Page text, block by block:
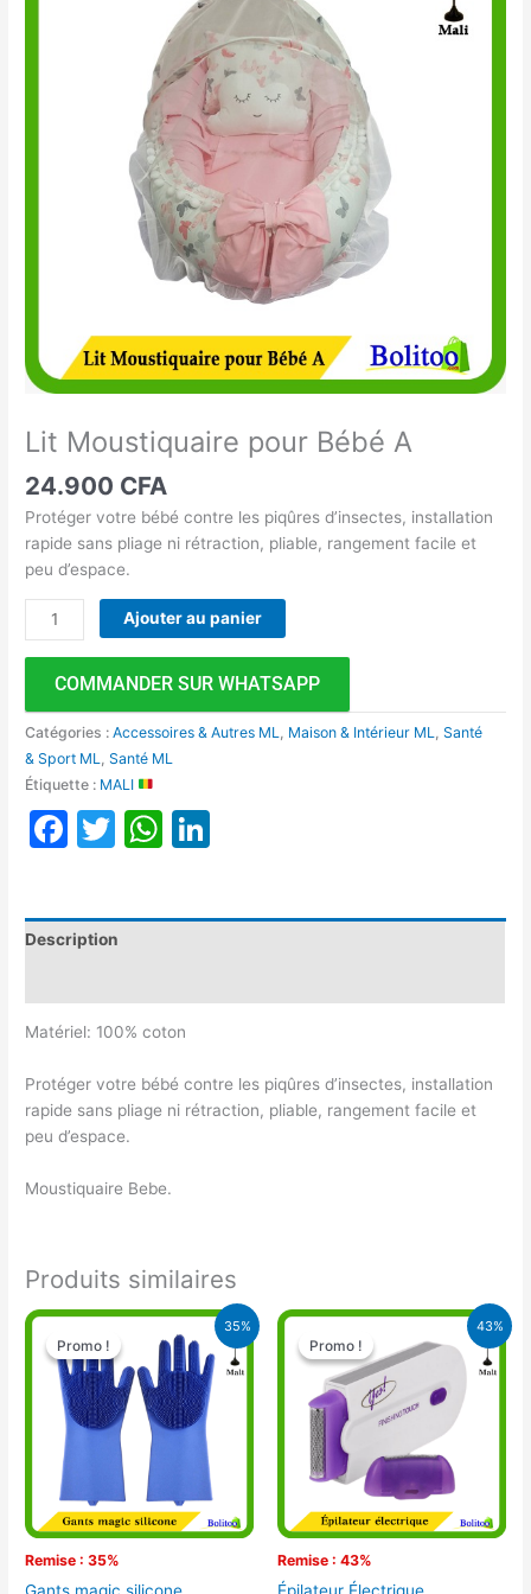
Lit Moustiquaire pour Bébé A
24.900 CFA
Protéger votre bébé contre les piqûres d’insectes, installation
rapide sans pliage ni rétraction, pliable, rangement facile et
peu d’espace.
Ajouter au panier
COMMANDER SUR WHATSAPP
Catégories :Accessoires & Autres ML Maison & Intérieur ML ,Santé
& Sport ML
,Santé ML
Étiquette : MALI
Facebook
TwitterWhatsApp
Description
Matériel: 100% coton
Protéger votre bébé contre les piqûres d’insectes, installation
rapide sans pliage ni rétraction, pliable, rangement facile et
peu d’espace.
Moustiquaire Bebe.
Produits similaires
35%
Promo !
Remise : 35%
Promo !
Le
prix
initial
était :
13.000 CFA.
Le
prix
actuel
est :
8.500 CFA.
43%
Promo !
Remise : 43%
Promo !
Le
prix
initial
était :
15.000 CFA.
Le
actuel
8.500 CFA.